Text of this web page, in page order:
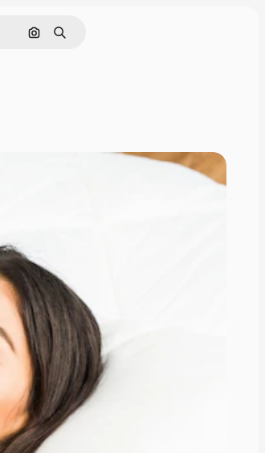
Pesquisar por imagem
Buscar